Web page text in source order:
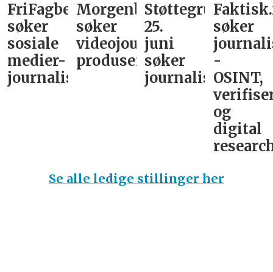
FriFagbevegelse
søker
sosiale
medier-
journalist
Morgenbladet
søker
videojournalist/podkast-
produsent
Støttegruppa
25.
juni
søker
journalist
søker
-
OSINT,
og
digital
Se alle ledige stillinger her